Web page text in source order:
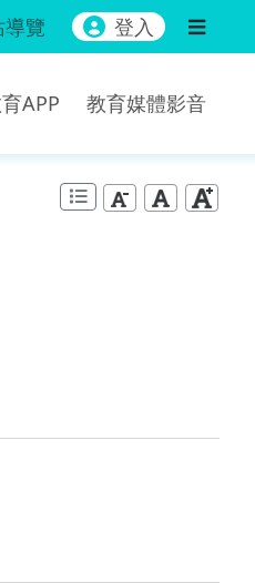
覽 登入
APP 教育媒體影音